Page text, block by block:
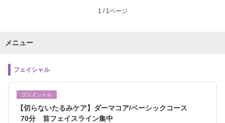
1 / 1ページ
メニュー
フェイシャル
フェイシャル
【切らないたるみケア】ダーマコア/ベーシックコース
70分 首フェイスライン集中